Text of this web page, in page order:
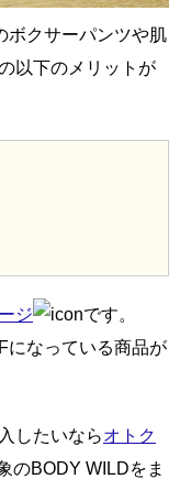
ボクサーパンツや肌
以下のメリットが
ジ
です。
になっている商品が
したいならオトク
のBODY WILDをま